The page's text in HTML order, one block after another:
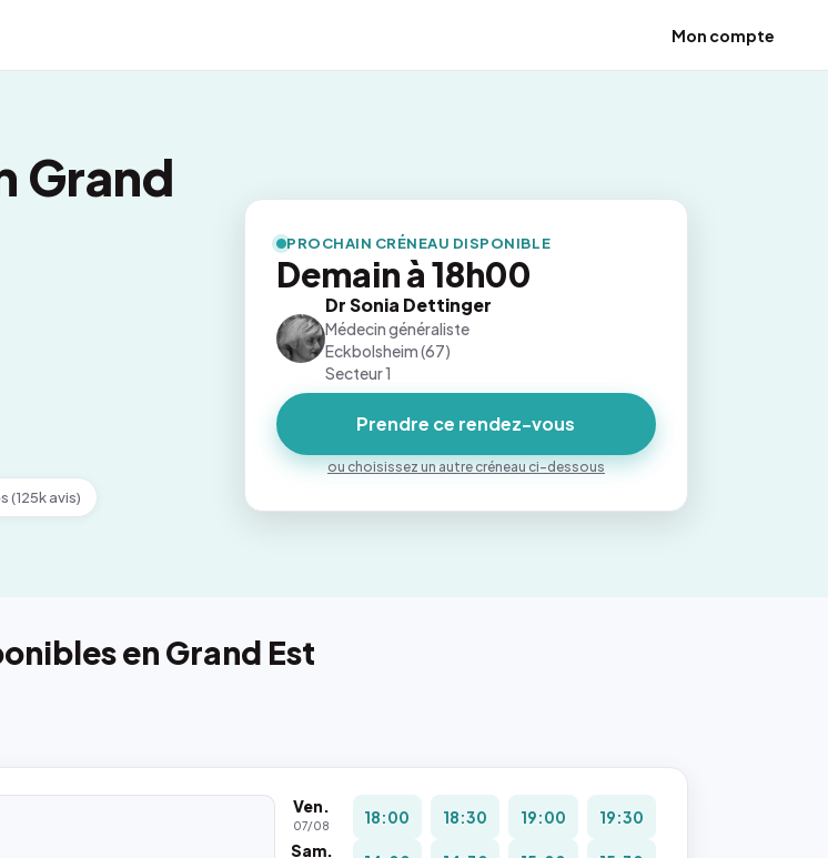
Mon compte
Grand
(125k avis)
PROCHAIN CRÉNEAU DISPONIBLE
Demain à 18h00
Dr Sonia Dettinger
Médecin généraliste
Eckbolsheim (67)
Secteur 1
Prendre ce rendez-vous
ou choisissez un autre créneau ci-dessous
en Grand Est
Ven.
07/08 18:00 18:30 19:00
19:30
Sam.